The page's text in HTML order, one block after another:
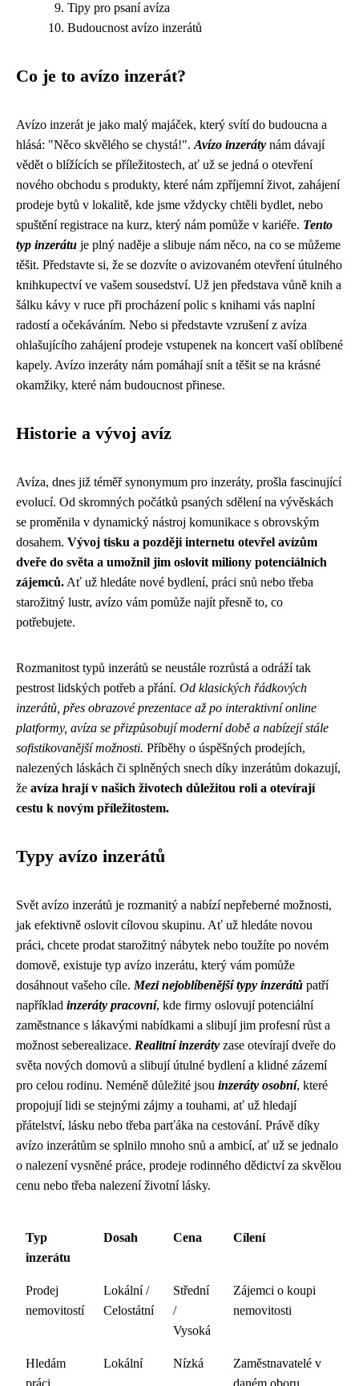
Tipy pro psaní avíza
Budoucnost avízo inzerátů
Co je to avízo inzerát?
Avízo inzerát je jako malý majáček, který svítí do budoucna a
hlásá: "Něco skvělého se chystá!". Avízo inzeráty nám dávají
vědět o blížících se příležitostech, ať už se jedná o otevření
nového obchodu s produkty, které nám zpříjemní život, zahájení
prodeje bytů v lokalitě, kde jsme vždycky chtěli bydlet, nebo
spuštění registrace na kurz, který nám pomůže v kariéře. Tento
typ inzerátu je plný naděje a slibuje nám něco, na co se můžeme
těšit. Představte si, že se dozvíte o avizovaném otevření útulného
knihkupectví ve vašem sousedství. Už jen představa vůně knih a
šálku kávy v ruce při procházení polic s knihami vás naplní
radostí a očekáváním. Nebo si představte vzrušení z avíza
ohlašujícího zahájení prodeje vstupenek na koncert vaší oblíbené
kapely. Avízo inzeráty nám pomáhají snít a těšit se na krásné
okamžiky, které nám budoucnost přinese.
Historie a vývoj avíz
Avíza, dnes již téměř synonymum pro inzeráty, prošla fascinující
evolucí. Od skromných počátků psaných sdělení na vývěskách
se proměnila v dynamický nástroj komunikace s obrovským
dosahem. Vývoj tisku a později internetu otevřel avízům
dveře do světa a umožnil jim oslovit miliony potenciálních
zájemců. Ať už hledáte nové bydlení, práci snů nebo třeba
starožitný lustr, avízo vám pomůže najít přesně to, co
potřebujete.
Rozmanitost typů inzerátů se neustále rozrůstá a odráží tak
pestrost lidských potřeb a přání. Od klasických řádkových
inzerátů, přes obrazové prezentace až po interaktivní online
platformy, avíza se přizpůsobují moderní době a nabízejí stále
sofistikovanější možnosti. Příběhy o úspěšných prodejích,
nalezených láskách či splněných snech díky inzerátům dokazují,
že avíza hrají v našich životech důležitou roli a otevírají
cestu k novým příležitostem.
Typy avízo inzerátů
Svět avízo inzerátů je rozmanitý a nabízí nepřeberné možnosti,
jak efektivně oslovit cílovou skupinu. Ať už hledáte novou
práci, chcete prodat starožitný nábytek nebo toužíte po novém
domově, existuje typ avízo inzerátu, který vám pomůže
dosáhnout vašeho cíle. Mezi nejoblíbenější typy inzerátů patří
například inzeráty pracovní, kde firmy oslovují potenciální
zaměstnance s lákavými nabídkami a slibují jim profesní růst a
možnost seberealizace. Realitní inzeráty zase otevírají dveře do
světa nových domovů a slibují útulné bydlení a klidné zázemí
pro celou rodinu. Neméně důležité jsou inzeráty osobní, které
propojují lidi se stejnými zájmy a touhami, ať už hledají
přátelství, lásku nebo třeba parťáka na cestování. Právě díky
avízo inzerátům se splnilo mnoho snů a ambicí, ať už se jednalo
o nalezení vysněné práce, prodeje rodinného dědictví za skvělou
cenu nebo třeba nalezení životní lásky.
Typ
inzerátu
Dosah Cena Cílení
Prodej
nemovitostí
Lokální /
Celostátní
Střední
/
Vysoká
Zájemci o koupi
nemovitosti
Hledám
práci
Lokální Nízká
Zaměstnavatelé v
daném oboru